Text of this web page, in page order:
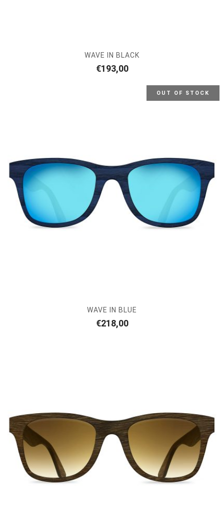
WAVE IN BLACK
€193,00
OUT OF STOCK
WAVE IN BLUE
€218,00